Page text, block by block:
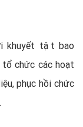
khuyết tật bao
chức các hoạt
phục hồi chức